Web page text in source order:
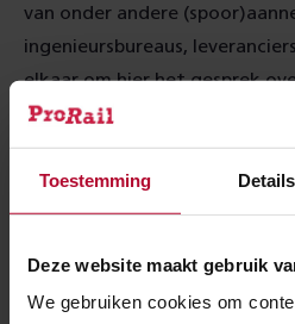
Toestemming Details
Deze website maakt gebruik
We gebruiken cookies om
van onder andere
ingenieursbureaus,
elkaar om hier het gesprek
thema ‘Samenwerken onder
omstandigheden’ stond deze
Martijn nam de aanwezigen
sectorbrede manier van